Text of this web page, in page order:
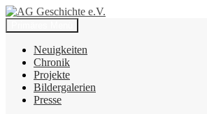
Zum
Inhalt
springen
AG Geschichte e.V.
Suchen
Neuigkeiten
Chronik
Projekte
Bildergalerien
Presse